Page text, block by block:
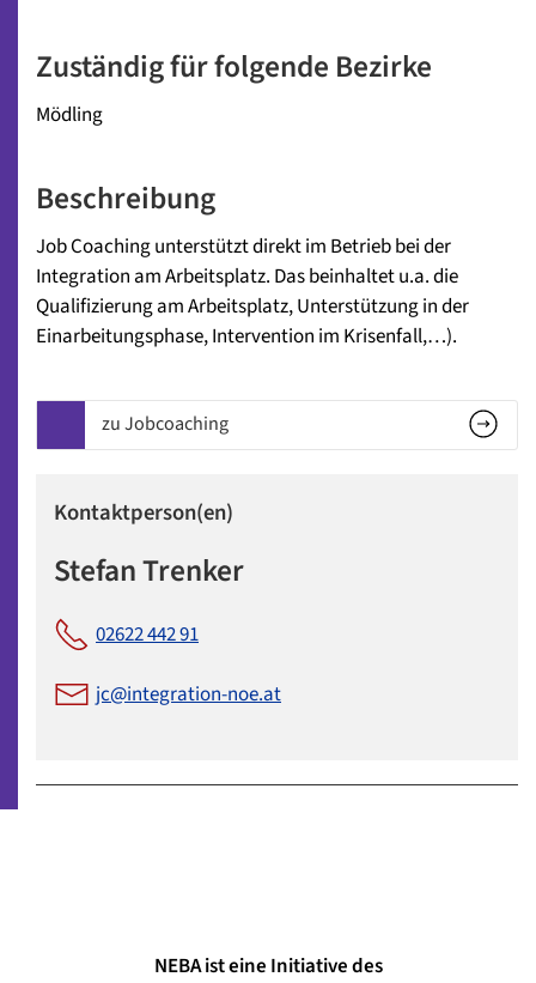
Zuständig für folgende Bezirke
Mödling
Beschreibung
Job Coaching unterstützt direkt im Betrieb bei der
Integration am Arbeitsplatz. Das beinhaltet u.a. die
Qualifizierung am Arbeitsplatz, Unterstützung in der
Einarbeitungsphase, Intervention im Krisenfall,…).
zu Jobcoaching
Kontaktperson(en)
Stefan Trenker
02622 442 91
jc@integration-noe.at
NEBA ist eine Initiative des